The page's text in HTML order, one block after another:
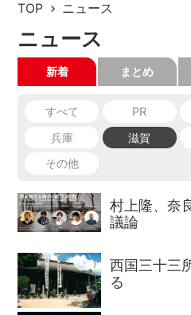
TOP ニュース
ニュース
新着 まとめ
すべて PR
兵庫
滋賀
その他
村上隆、奈
議論
西国三十三
る